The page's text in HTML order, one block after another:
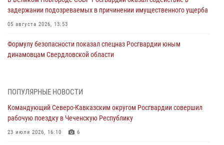
задержании подозреваемых в причинении имущественного ущерба
05 августа 2026, 13:53
Формулу безопасности показал спецназ Росгвардии юным
динамовцам Свердловской области
В столице росгвардейцы задержали мужчину, устроившего дебош в
05 августа 2026, 13:25
В Удмуртии при силовой поддержке спецназа Росгвардии
ПОПУЛЯРНЫЕ НОВОСТИ
Командующий Северо-Кавказским округом Росгвардии совершил
рабочую поездку в Чеченскую Республику
23 июля 2026, 16:10 6